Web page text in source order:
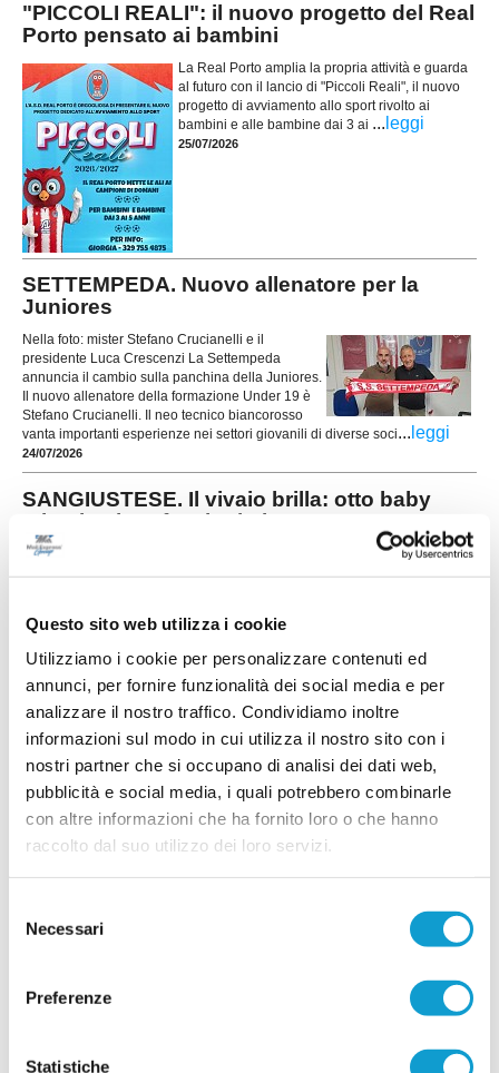
Questo sito web utilizza i cookie
Utilizziamo i cookie per personalizzare contenuti ed
annunci, per fornire funzionalità dei social media e per
analizzare il nostro traffico. Condividiamo inoltre
informazioni sul modo in cui utilizza il nostro sito con i
nostri partner che si occupano di analisi dei dati web,
pubblicità e social media, i quali potrebbero combinarle
con altre informazioni che ha fornito loro o che hanno
raccolto dal suo utilizzo dei loro servizi.
delNecessari
Preferenze
Statistiche
"PICCOLI REALI": il nuovo progetto del Real
Porto pensato ai bambini
La Real Porto amplia la propria attività e guarda
al futuro con il lancio di "Piccoli Reali", il nuovo
progetto di avviamento allo sport rivolto ai
bambini e alle bambine dai 3 ai ... leggi
25/07/2026
SETTEMPEDA. Nuovo allenatore per la
Juniores
Nella foto: mister Stefano Crucianelli e il
presidente Luca Crescenzi La Settempeda
annuncia il cambio sulla panchina della Juniores.
Il nuovo allenatore della formazione Under 19 è
Stefano Crucianelli. Il neo tecnico biancorosso
vanta importanti esperienze nei settori giovanili di diverse soci... leggi
24/07/2026
SANGIUSTESE. Il vivaio brilla: otto baby
talenti nei professionisti
In casa Sangiustese iniziano ad arrivare i primi
22/07/2026
TREIESE. Il vivaio riparte dai numeri uno:
ecco il nuovo staff
TREIA. La Treiese continua a investire con decisione sul proprio settore
giovanile e ufficializza il nuovo staff dedicato alla crescita dei portieri,
affidando la responsabilità dell'intero progetto a un professionista di
grande esperienza come Luca Gentili...leggi
18/07/2026
TRODICA. Il settore giovanile riparte da
Massimo Ciocci
proprio progetto dedicato ai giovani affidando il
ruolo di Responsabile Tecnico del Settore
mister è Raoul Latini